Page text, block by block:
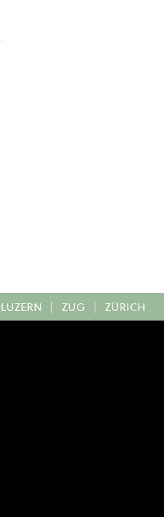
LUZERN | ZUG | ZÜRICH